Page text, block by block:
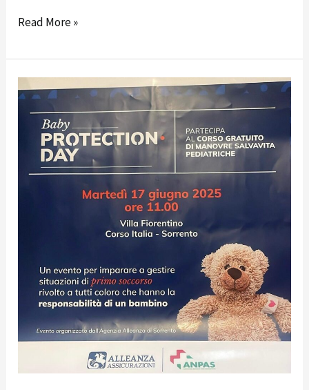
Read More »
A
Fiorentino
gratuito
salvavita